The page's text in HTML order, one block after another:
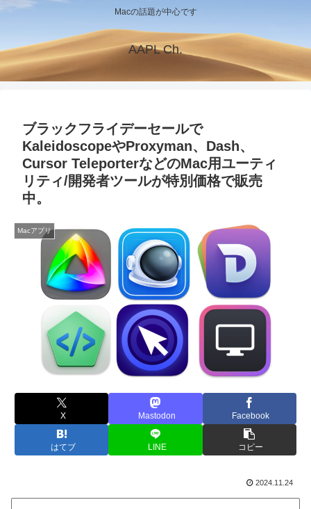
Macの話題が中心です
AAPL Ch.
ブラックフライデーセールで
KaleidoscopeやProxyman、Dash、
Cursor TeleporterなどのMac用ユーティ
リティ/開発者ツールが特別価格で販売
中。
Macアプリ
X Mastodon Facebook
はてブ LINE コピー
2024.11.24